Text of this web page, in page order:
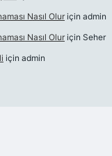
Nasıl Oluriçin admin
Nasıl Oluriçin Seher
için admin